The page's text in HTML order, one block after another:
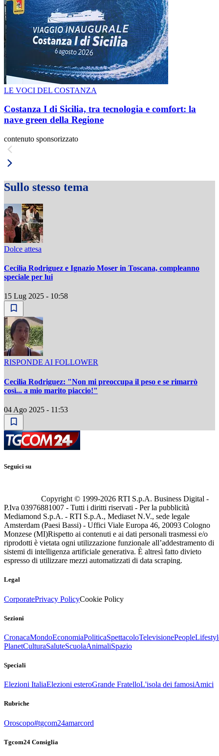
LE VOCI DEL COSTANZA
Costanza I di Sicilia, tra tecnologia e comfort: la
nave green della Regione
contenuto sponsorizzato
Sullo stesso tema
Dolce attesa
Cecilia Rodriguez e Ignazio Moser in Toscana, compleanno
speciale per lui
15 Lug 2025 - 10:58
RISPONDE AI FOLLOWER
Cecilia Rodriguez: "Non mi preoccupa il peso e se rimarrò
così... a mio marito piaccio!"
04 Ago 2025 - 11:53
Seguici su
Copyright © 1999-2026 RTI S.p.A. Business Digital -
P.Iva 03976881007 - Tutti i diritti riservati - Per la pubblicità
Mediamond S.p.A. - RTI S.p.A., Mediaset N.V., sede legale
Amsterdam (Paesi Bassi) - Uffici Viale Europa 46, 20093 Cologno
Monzese (MI)Rispetto ai contenuti e ai dati personali trasmessi e/o
riprodotti è vietata ogni utilizzazione funzionale all’addestramento di
sistemi di intelligenza artificiale generativa. È altresì fatto divieto
espresso di utilizzare mezzi automatizzati di data scraping.
Legal
CorporatePrivacy PolicyCookie Policy
Sezioni
CronacaMondoEconomiaPoliticaSpettacoloTelevisionePeople
PlanetCulturaSaluteScuolaAnimaliSpazio
Speciali
Elezioni ItaliaElezioni esteroGrande FratelloL'isola dei famosiAmici
Rubriche
Oroscopo#tgcom24amarcord
Tgcom24 Consiglia